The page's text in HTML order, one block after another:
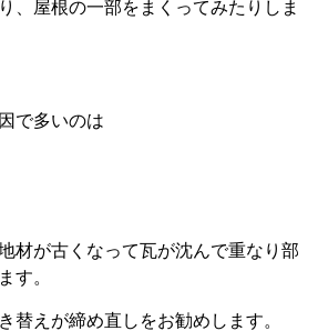
、屋根の一部をまくってみたりしま
で多いのは
が古くなって瓦が沈んで重なり部
す。
替えが締め直しをお勧めします。